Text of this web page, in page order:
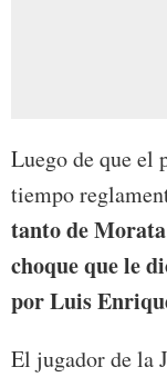
Luego de que el
tiempo
tanto de
choque que le
por Luis
El jugador de la